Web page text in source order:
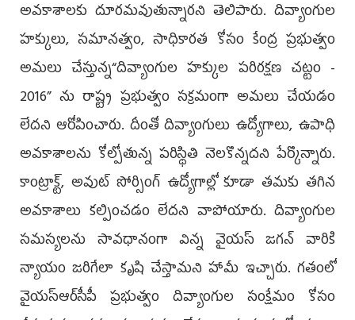
అవకాశాలకు దూరమవుతున్నారని తెలిపారు. దివ్యాంగుల
హక్కులు, సమానత్వం, సాధికారత కోసం కేంద్ర ప్రభుత్వం
అమలు చేస్తున్న“దివ్యాంగుల హక్కుల పరిరక్షణ చట్టం -
2016” ను రాష్ట్ర ప్రభుత్వం సక్రమంగా అమలు చేయడం
లేదని ఆరోపించారు. దీంతో దివ్యాంగులు ఉద్యోగాలు, ఉపాధి
అవకాశాలను కోల్పోతున్న పరిస్థితి నెలకొన్నదని పేర్కొన్నారు.
కాంట్రాక్ట్, అవుట్ సోర్సింగ్ ఉద్యోగాల్లో కూడా తమకు తగిన
అవకాశాలు కల్పించడం లేదని వాపోయారు. దివ్యాంగుల
సమస్యలను సావధానంగా విన్న వైయస్ జగన్ వారికి
న్యాయం జరిగేలా కృషి చేస్తామని హామీ ఇచ్చారు. గతంలో
వైయ‌స్ఆర్‌సీపీ ప్రభుత్వం దివ్యాంగుల సంక్షేమం కోసం